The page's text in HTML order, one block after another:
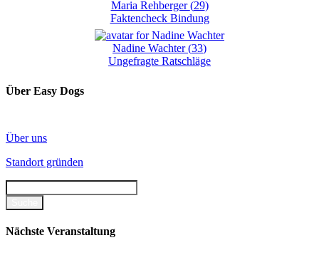
Maria Rehberger(29)
Faktencheck Bindung
Nadine Wachter(33)
Ungefragte Ratschläge
Über Easy Dogs
Über uns
Standort gründen
Nächste Veranstaltung